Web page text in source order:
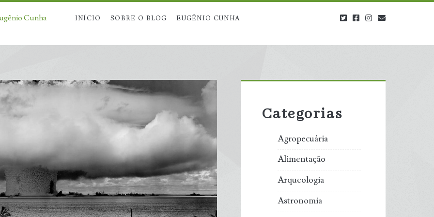
Cunha INÍCIO SOBRE O BLOG EUGÊNIO CUNHA twitterfacebookinstagram
Sidebar
Categorias
Agropecuária
Alimentação
Arqueologia
Astronomia